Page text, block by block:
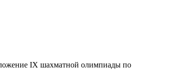
IX шахматной олимпиады по